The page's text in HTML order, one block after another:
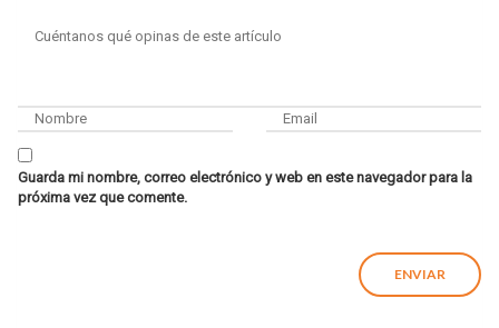
Guarda mi nombre, correo electrónico y web en este navegador para la
próxima vez que comente.